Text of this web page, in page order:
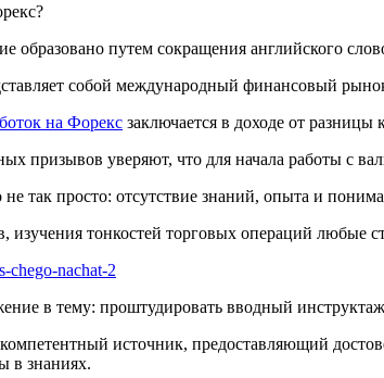
образовано путем сокращения английского
собой международный финансовый
на Форекс заключается в доходе от разницы
призывов уверяют, что для начала работы с
не так просто: отсутствие знаний, опыта и
изучения тонкостей торговых операций
в тему: проштудировать вводный
источник, предоставляющий
в знаниях.